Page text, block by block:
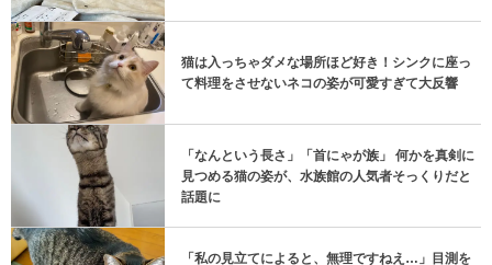
猫は入っちゃダメな場所ほど好き！シンクに座っ
て料理をさせないネコの姿が可愛すぎて大反響
「なんという長さ」「首にゃが族」 何かを真剣に
見つめる猫の姿が、水族館の人気者そっくりだと
話題に
「私の見立てによると、無理ですねえ…」目測を